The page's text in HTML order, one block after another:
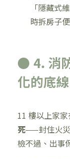
「隱藏式
時拆房子
● 4. 消
化的底線
11 樓以上家
死——封住火災
檢不過、出事